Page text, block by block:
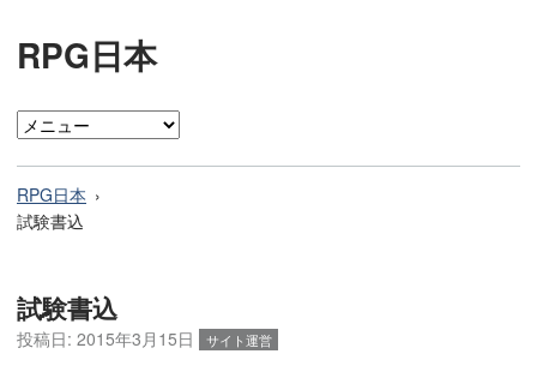
RPG日本
RPG日本
試験書込
試験書込
投稿日: 2015年3月15日 サイト運営